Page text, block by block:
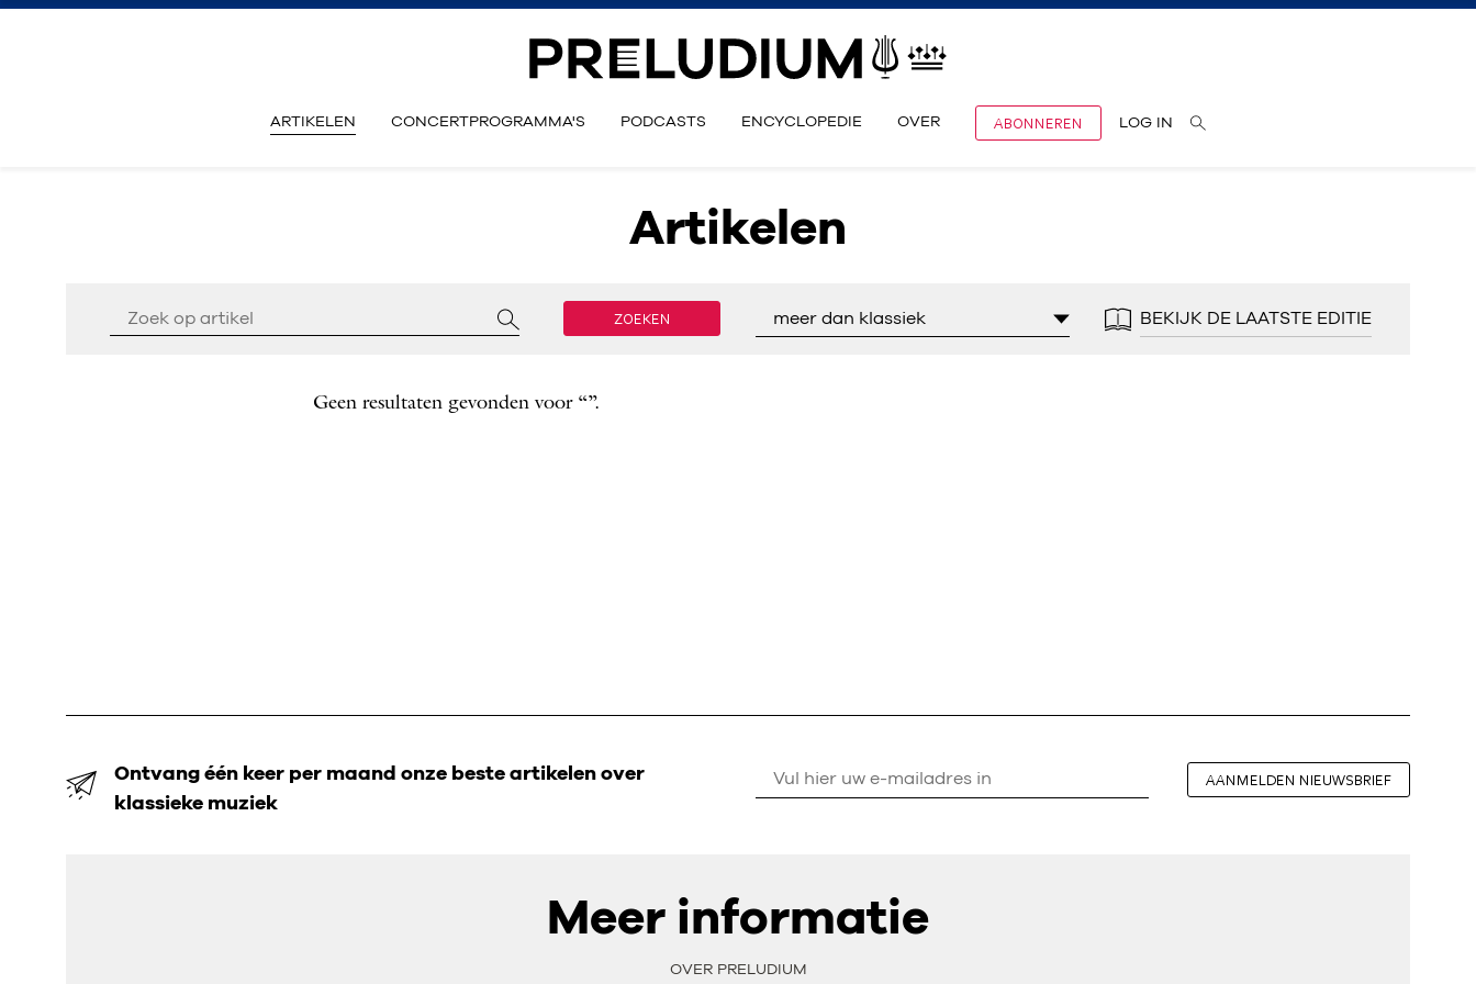
ARTIKELEN CONCERTPROGRAMMA'S PODCASTS ENCYCLOPEDIE OVER ABONNEREN LOG IN
Artikelen
ZOEKEN meer dan klassiek BEKIJK DE LAATSTE EDITIE
Geen resultaten gevonden voor “”.
Ontvang één keer per maand onze beste artikelen over
klassieke muziek
AANMELDEN NIEUWSBRIEF
Meer informatie
OVER PRELUDIUM